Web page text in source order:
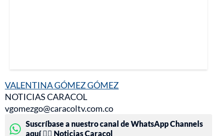
VALENTINA GÓMEZ GÓMEZ
NOTICIAS CARACOL
vgomezgo@caracoltv.com.co
Suscríbase a nuestro canal de WhatsApp Channels
aquí 👉🏻 Noticias Caracol